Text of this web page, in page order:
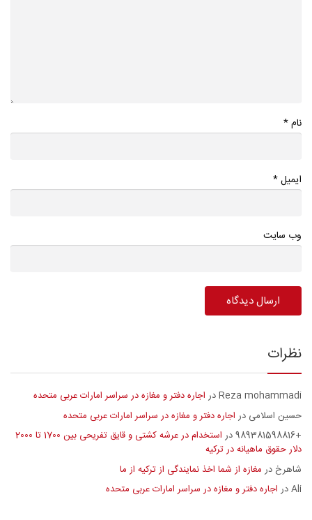
نام*
ایمیل*
وب سایت
نظرات
Reza mohammadiدر اجاره دفتر و مغازه در سراسر امارات عربی متحده
حسین اسلامی در اجاره دفتر و مغازه در سراسر امارات عربی متحده
+989381598816
در
استخدام در عرشه کشتی و قایق تفریحی بین 1700 تا 2000
دلار حقوق ماهیانه در ترکیه
شاهرخ در مغازه از شما اخذ نمایندگی از ترکیه از ما
Aliدر اجاره دفتر و مغازه در سراسر امارات عربی متحده